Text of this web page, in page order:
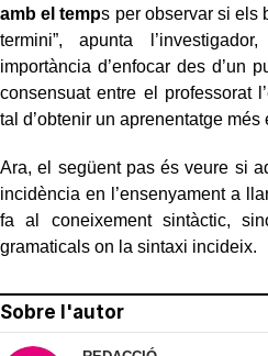
amb el temps per observar si els
termini”, apunta
importància d’enfocar des d’un
consensuat entre el professorat
tal d’obtenir un aprenentatge més
Ara, el següent pas és veure si
incidència en l’ensenyament a
fa al coneixement sintàctic,
gramaticals on la sintaxi incideix.
Sobre l'autor